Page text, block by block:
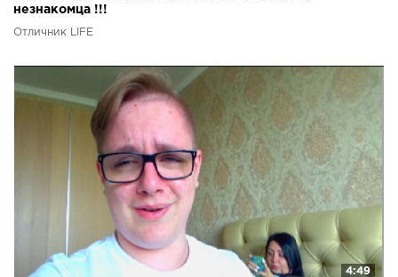
незнакомца !!!
Отличник LIFE
4:49